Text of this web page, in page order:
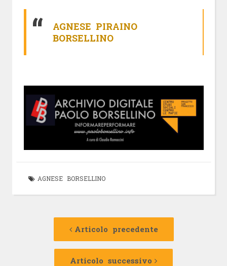
AGNESE PIRAINO
BORSELLINO
AGNESE BORSELLINO
Navigazione
Articolo precedente
Articolo
Articolo successivo
Articolo